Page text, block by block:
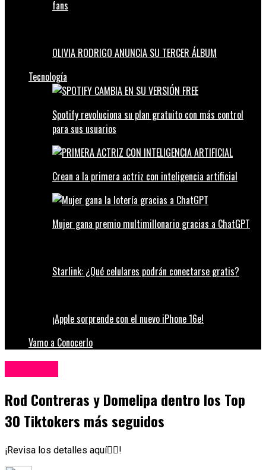
fans
OLIVIA RODRIGO ANUNCIA SU TERCER ÁLBUM
Tecnología
Spotify revoluciona su plan gratuito con más control
para sus usuarios
Crean a la primera actriz con inteligencia artificial
Mujer gana premio multimillonario gracias a ChatGPT
Starlink: ¿Qué celulares podrán conectarse gratis?
¡Apple sorprende con el nuevo iPhone 16e!
Vamo a Conocerlo
Rod Contreras y Domelipa dentro los Top
30 Tiktokers más seguidos
¡Revisa los detalles aquí👇🏼!